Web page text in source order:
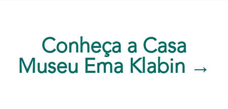
Conheça a Casa
Museu Ema Klabin →